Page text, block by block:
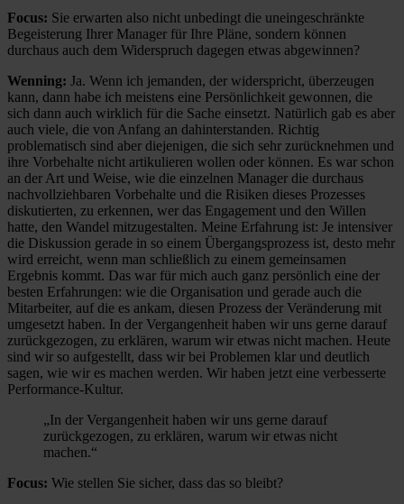
Focus: Sie erwarten also nicht unbedingt die uneingeschränkte
Begeisterung Ihrer Manager für Ihre Pläne, sondern können
durchaus auch dem Widerspruch dagegen etwas abgewinnen?
Wenning: Ja. Wenn ich jemanden, der widerspricht, überzeugen
kann, dann habe ich meistens eine Persönlichkeit gewonnen, die
sich dann auch wirklich für die Sache einsetzt. Natürlich gab es aber
auch viele, die von Anfang an dahinterstanden. Richtig
problematisch sind aber diejenigen, die sich sehr zurücknehmen und
ihre Vorbehalte nicht artikulieren wollen oder können. Es war schon
an der Art und Weise, wie die einzelnen Manager die durchaus
nachvollziehbaren Vorbehalte und die Risiken dieses Prozesses
diskutierten, zu erkennen, wer das Engagement und den Willen
hatte, den Wandel mitzugestalten. Meine Erfahrung ist: Je intensiver
die Diskussion gerade in so einem Übergangsprozess ist, desto mehr
wird erreicht, wenn man schließlich zu einem gemeinsamen
Ergebnis kommt. Das war für mich auch ganz persönlich eine der
besten Erfahrungen: wie die Organisation und gerade auch die
Mitarbeiter, auf die es ankam, diesen Prozess der Veränderung mit
umgesetzt haben. In der Vergangenheit haben wir uns gerne darauf
zurückgezogen, zu erklären, warum wir etwas nicht machen. Heute
sind wir so aufgestellt, dass wir bei Problemen klar und deutlich
sagen, wie wir es machen werden. Wir haben jetzt eine verbesserte
Performance-Kultur.
„In der Vergangenheit haben wir uns gerne darauf
zurückgezogen, zu erklären, warum wir etwas nicht
machen.“
Focus: Wie stellen Sie sicher, dass das so bleibt?